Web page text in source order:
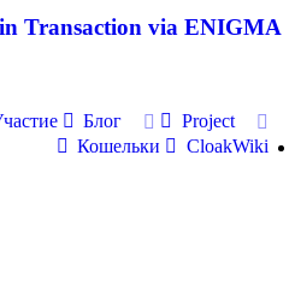
Transaction via ENIGMA
Блог
Project
Кошельки
CloakWiki